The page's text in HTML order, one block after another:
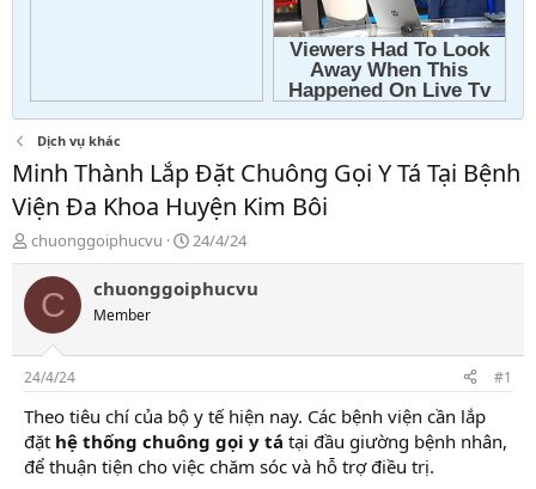
Dịch vụ khác
Minh Thành Lắp Đặt Chuông Gọi Y Tá Tại Bệnh
Viện Đa Khoa Huyện Kim Bôi
T
h
r
a
s
t
a
r
t
e
chuonggoiphucvu
N
g
à
y
24/4/24
C chuonggoiphucvu
Member
24/4/24 #1
Theo tiêu chí của bộ y tế hiện nay. Các bệnh viện cần lắp
đặt hệ thống chuông gọi y tá tại đầu giường bệnh nhân,
để thuận tiện cho việc chăm sóc và hỗ trợ điều trị.